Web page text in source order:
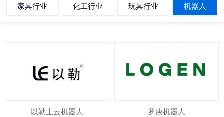
家具行业 化工行业 玩具行业 机器人
以勒上云机器人 罗庚机器人